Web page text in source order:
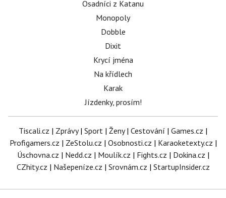
Osadníci z Katanu
Monopoly
Dobble
Dixit
Krycí jména
Na křídlech
Karak
Jízdenky, prosím!
Tiscali.cz | Zprávy| Sport | Ženy| Cestování | Games.cz |
Profigamers.cz | ZeStolu.cz | Osobnosti.cz | Karaoketexty.cz |
Úschovna.cz | Nedd.cz | Moulík.cz | Fights.cz | Dokina.cz |
CZhity.cz | Našepeníze.cz | Srovnám.cz | StartupInsider.cz